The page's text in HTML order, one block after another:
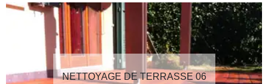
NETTOYAGE DE TERRASSE 06